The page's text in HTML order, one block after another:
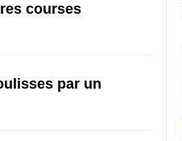
courses
par un